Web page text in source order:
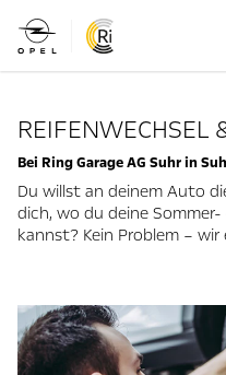
REIFENWECHSEL
Bei Ring Garage AG Suhr in
Du willst an deinem Auto
dich, wo du deine
kannst? Kein Problem –